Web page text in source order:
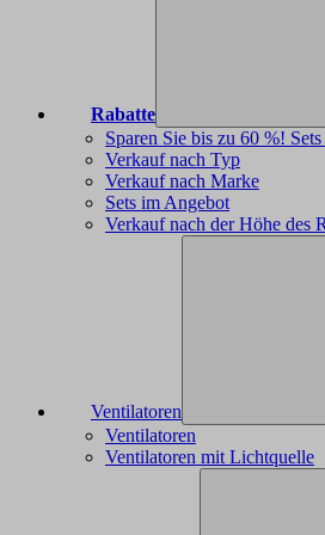
Rabatte
Sparen Sie bis zu 60 %!
Verkauf nach Typ
Verkauf nach Marke
Sets im Angebot
Verkauf nach der Höhe des
Ventilatoren
Ventilatoren
Ventilatoren mit Lichtquelle